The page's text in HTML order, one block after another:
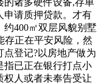
申请质押贷款。才有
400㎡双层风貌别墅
存正在平安风险，然
登记?以房地产做为
指已正在银行打点小
权人或者未奉告受让